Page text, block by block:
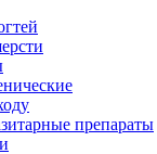
препараты